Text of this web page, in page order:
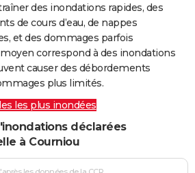
des inondations rapides, des
de cours d’eau, de nappes
et des dommages parfois
correspond à des inondations
causer des débordements
plus limités.
les plus inondées
déclarées
à Courniou